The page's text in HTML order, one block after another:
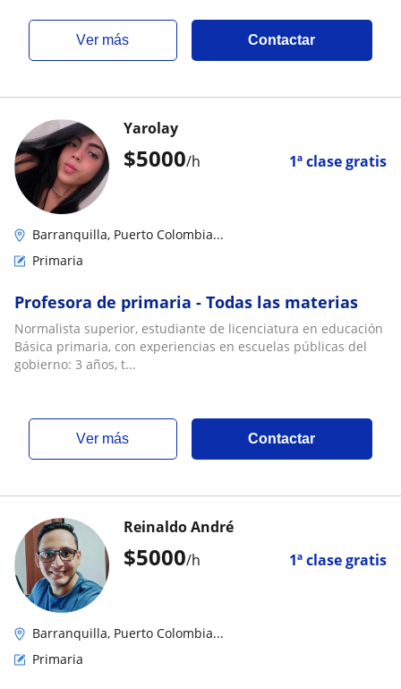
ver más Contactar
$5000/h 1ª clase gratis
Yarolay
Barranquilla, Puerto Colombia...
Primaria
Profesora de primaria - Todas las materias
Normalista superior, estudiante de licenciatura en educación
Básica primaria, con experiencias en escuelas públicas del
gobierno: 3 años, t...
ver más Contactar
$5000/h 1ª clase gratis
Reinaldo André
Barranquilla, Puerto Colombia...
Primaria